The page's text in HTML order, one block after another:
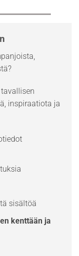
inspiraatiota ja
sisältöä
kenttään ja